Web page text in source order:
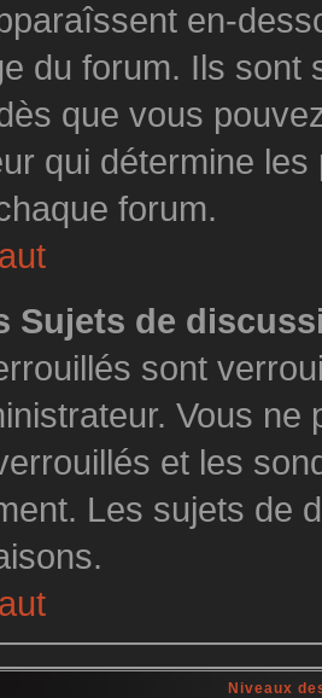
en-
du forum. Ils
que vous
qui détermine
forum.
Sujets de
sont
Vous
et les
Les sujets de
Niveaux